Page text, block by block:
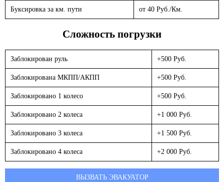
Буксировка за км. пути от 40 Руб./Км.
Сложность погрузки
Заблокирован руль +500 Руб.
Заблокирована МКПП/АКПП +500 Руб.
Заблокировано 1 колесо +500 Руб.
Заблокировано 2 колеса +1 000 Руб.
Заблокировано 3 колеса +1 500 Руб.
Заблокировано 4 колеса +2 000 Руб.
ВЫЗВАТЬ ЭВАКУАТОР